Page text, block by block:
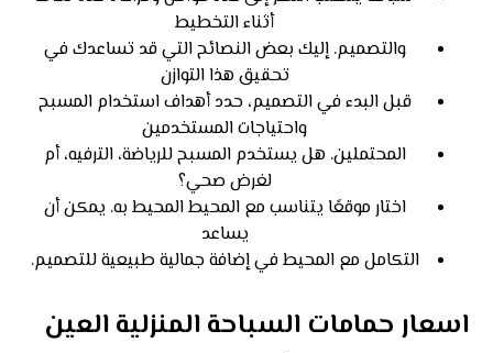
أثناء التخطيط
والتصميم. إليك بعض النصائح التي قد تساعدك في
تحقيق هذا التوازن
قبل البدء في التصميم، حدد أهداف استخدام المسبح
واحتياجات المستخدمين
المحتملين. هل يستخدم المسبح للرياضة، الترفيه، أم
لغرض صحي؟
اختار موقعًا يتناسب مع المحيط المحيط به. يمكن أن
يساعد
التكامل مع المحيط في إضافة جمالية طبيعية للتصميم.
اسعار حمامات السباحة المنزلية العين